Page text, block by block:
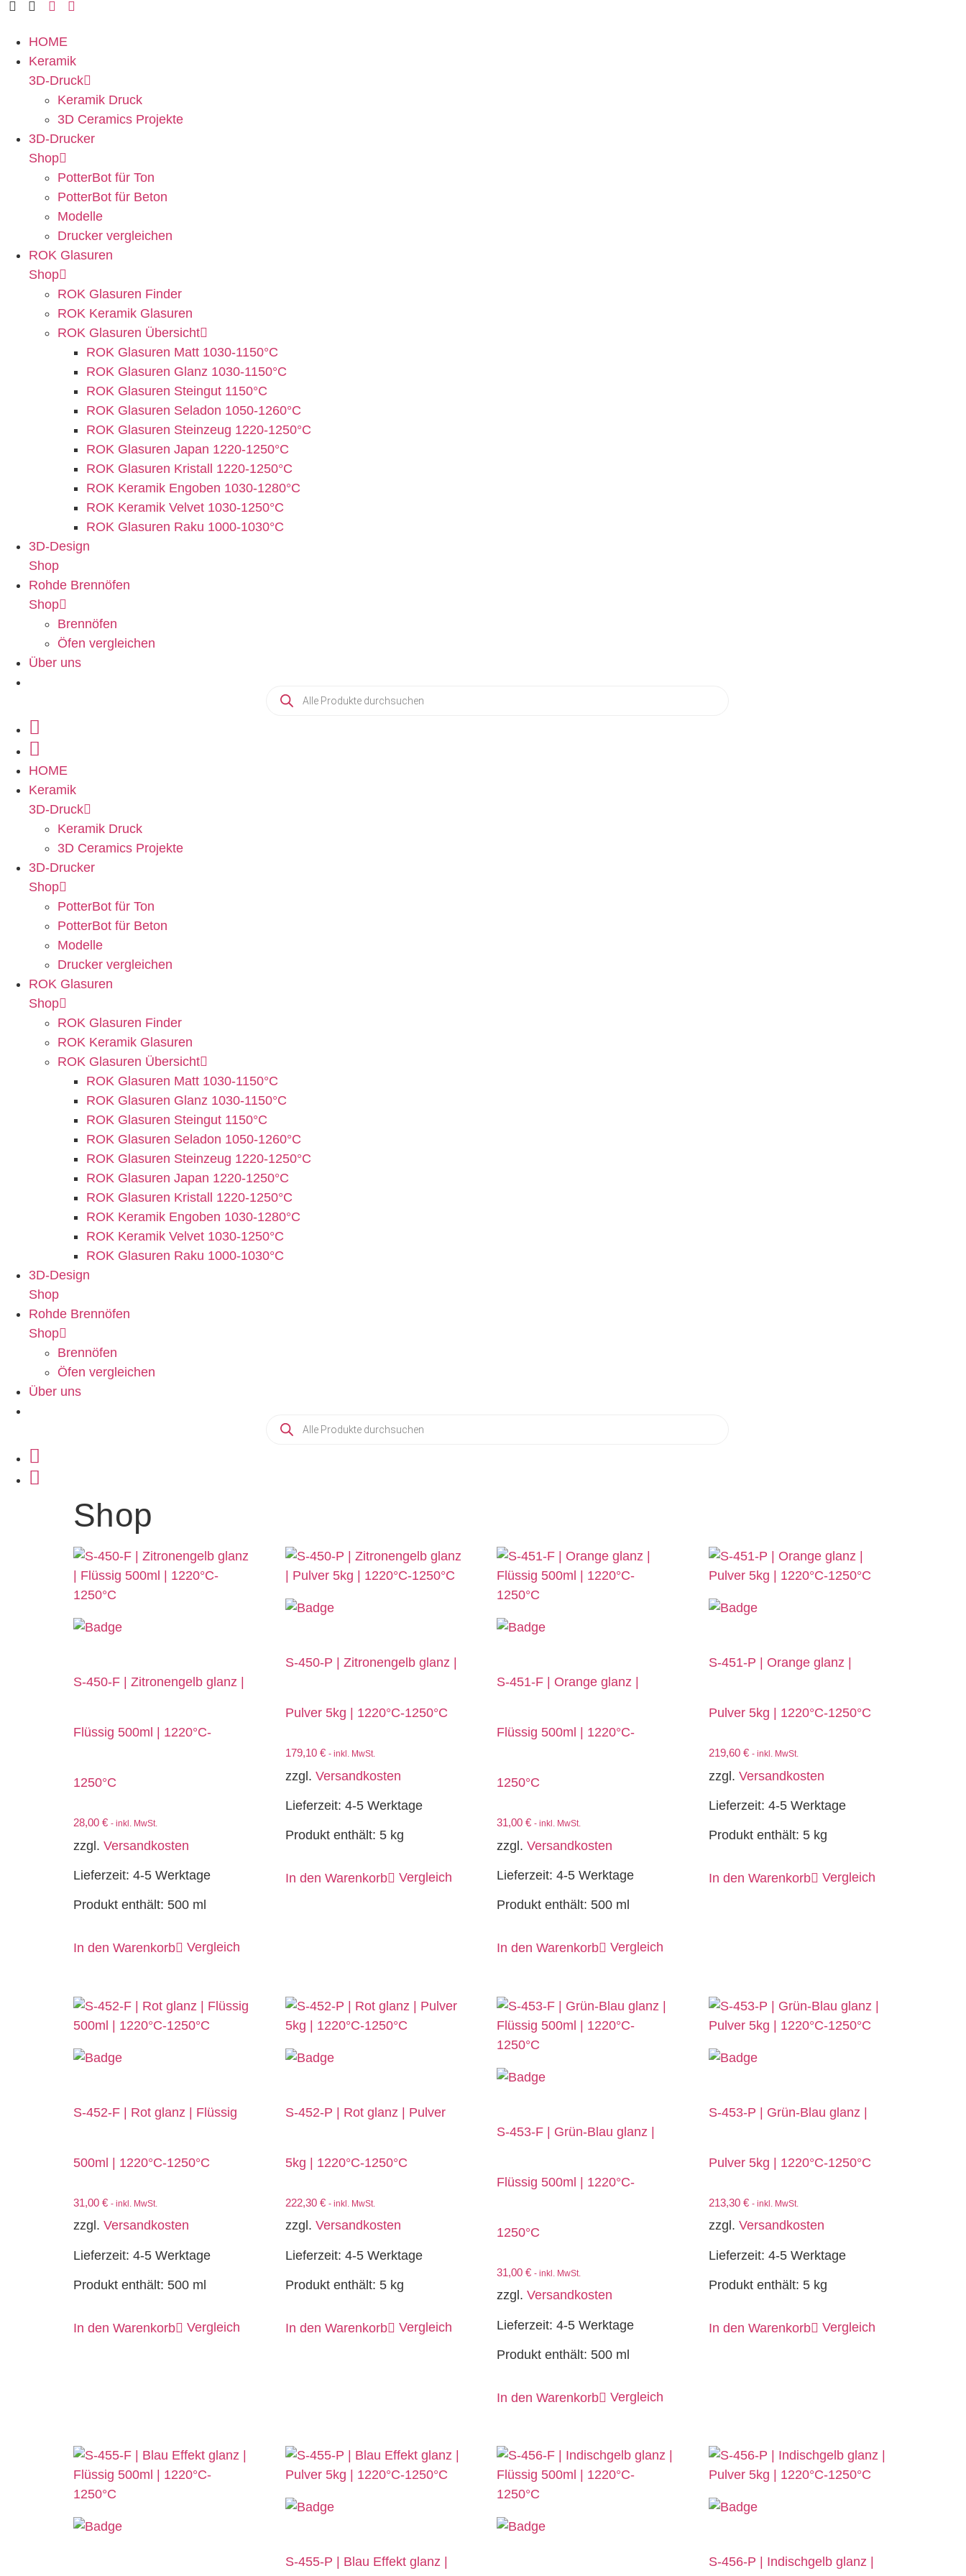
HOME
Keramik
3D-Druck
Keramik Druck
3D Ceramics Projekte
3D-Drucker
Shop
PotterBot für Ton
PotterBot für Beton
Modelle
Drucker vergleichen
ROK Glasuren
Shop
ROK Glasuren Finder
ROK Keramik Glasuren
ROK Glasuren Übersicht
ROK Glasuren Matt 1030-1150°C
ROK Glasuren Glanz 1030-1150°C
ROK Glasuren Steingut 1150°C
ROK Glasuren Seladon 1050-1260°C
ROK Glasuren Steinzeug 1220-1250°C
ROK Glasuren Japan 1220-1250°C
ROK Glasuren Kristall 1220-1250°C
ROK Keramik Engoben 1030-1280°C
ROK Keramik Velvet 1030-1250°C
ROK Glasuren Raku 1000-1030°C
3D-Design
Shop
Rohde Brennöfen
Shop
Brennöfen
Öfen vergleichen
Über uns
HOME
Keramik
3D-Druck
Keramik Druck
3D Ceramics Projekte
3D-Drucker
Shop
PotterBot für Ton
PotterBot für Beton
Modelle
Drucker vergleichen
ROK Glasuren
Shop
ROK Glasuren Finder
ROK Keramik Glasuren
ROK Glasuren Übersicht
ROK Glasuren Matt 1030-1150°C
ROK Glasuren Glanz 1030-1150°C
ROK Glasuren Steingut 1150°C
ROK Glasuren Seladon 1050-1260°C
ROK Glasuren Steinzeug 1220-1250°C
ROK Glasuren Japan 1220-1250°C
ROK Glasuren Kristall 1220-1250°C
ROK Keramik Engoben 1030-1280°C
ROK Keramik Velvet 1030-1250°C
ROK Glasuren Raku 1000-1030°C
3D-Design
Shop
Rohde Brennöfen
Shop
Brennöfen
Öfen vergleichen
Über uns
Shop
S-450-F | Zitronengelb glanz |
Flüssig 500ml | 1220°C-
1250°C
28,00 € - inkl. MwSt.
zzgl. Versandkosten
Lieferzeit: 4-5 Werktage
Produkt enthält: 500 ml
In den Warenkorb Vergleich
S-450-P | Zitronengelb glanz |
Pulver 5kg | 1220°C-1250°C
179,10 € - inkl. MwSt.
zzgl. Versandkosten
Lieferzeit: 4-5 Werktage
Produkt enthält: 5 kg
In den Warenkorb Vergleich
S-451-F | Orange glanz |
Flüssig 500ml | 1220°C-
1250°C
31,00€ - inkl. MwSt.
zzgl.Versandkosten
Lieferzeit:4-5 Werktage
Produkt enthält: 500 ml
In den Warenkorb Vergleich
S-451-P | Orange glanz |
Pulver 5kg | 1220°C-1250°C
219,60€ - inkl. MwSt.
zzgl.Versandkosten
Lieferzeit:4-5 Werktage
Produkt enthält: 5 kg
In den Warenkorb Vergleich
S-452-F | Rot glanz | Flüssig
500ml | 1220°C-1250°C
31,00 € - inkl. MwSt.
zzgl. Versandkosten
Lieferzeit: 4-5 Werktage
Produkt enthält: 500 ml
In den Warenkorb Vergleich
S-452-P | Rot glanz | Pulver
5kg | 1220°C-1250°C
222,30 € - inkl. MwSt.
zzgl. Versandkosten
Lieferzeit: 4-5 Werktage
Produkt enthält: 5 kg
In den Warenkorb Vergleich
S-453-F | Grün-Blau glanz |
Flüssig 500ml | 1220°C-
1250°C
31,00€ - inkl. MwSt.
zzgl.Versandkosten
Lieferzeit:4-5 Werktage
Produkt enthält: 500 ml
In den Warenkorb Vergleich
S-453-P | Grün-Blau glanz |
Pulver 5kg | 1220°C-1250°C
213,30€ - inkl. MwSt.
zzgl.Versandkosten
Lieferzeit:4-5 Werktage
Produkt enthält: 5 kg
In den Warenkorb Vergleich
S-455-P | Blau Effekt glanz |
S-456-P | Indischgelb glanz |